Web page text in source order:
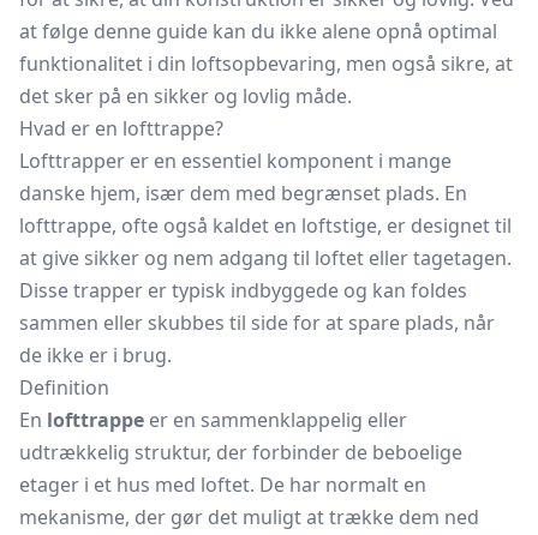
at følge denne guide kan du ikke alene opnå optimal
funktionalitet i din loftsopbevaring, men også sikre, at
det sker på en sikker og lovlig måde.
Hvad er en lofttrappe?
Lofttrapper er en essentiel komponent i mange
danske hjem, især dem med begrænset plads. En
lofttrappe, ofte også kaldet en loftstige, er designet til
at give sikker og nem adgang til loftet eller tagetagen.
Disse trapper er typisk indbyggede og kan foldes
sammen eller skubbes til side for at spare plads, når
de ikke er i brug.
Definition
En lofttrappe er en sammenklappelig eller
udtrækkelig struktur, der forbinder de beboelige
etager i et hus med loftet. De har normalt en
mekanisme, der gør det muligt at trække dem ned